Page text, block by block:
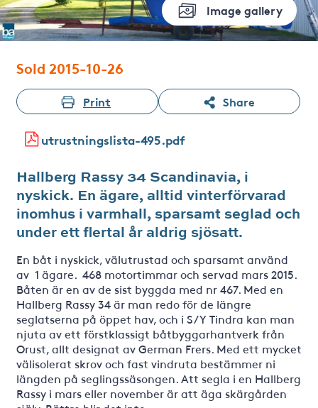
Image gallery
Sold 2015-10-26
Print Share
utrustningslista-495.pdf
Hallberg Rassy 34 Scandinavia, i
nyskick. En ägare, alltid vinterförvarad
inomhus i varmhall, sparsamt seglad och
under ett flertal år aldrig sjösatt.
En båt i nyskick, välutrustad och sparsamt använd
av 1 ägare. 468 motortimmar och servad mars 2015.
Båten är en av de sist byggda med nr 467. Med en
Hallberg Rassy 34 är man redo för de längre
seglatserna på öppet hav, och i S/Y Tindra kan man
njuta av ett förstklassigt båtbyggarhantverk från
Orust, allt designat av German Frers. Med ett mycket
välisolerat skrov och fast vindruta bestämmer ni
längden på seglingssäsongen. Att segla i en Hallberg
Rassy i mars eller november är att äga skärgården